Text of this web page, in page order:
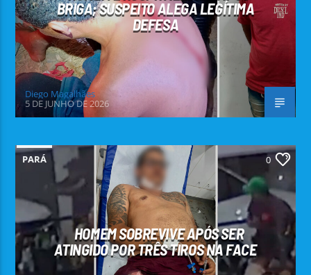
BRIGA; SUSPEITO ALEGA LEGÍTIMA
DEFESA
Diego Magalhães
5 DE JUNHO DE 2026
PARÁ 0
HOMEM SOBREVIVE APÓS SER
ATINGIDO POR TRÊS TIROS NA FACE